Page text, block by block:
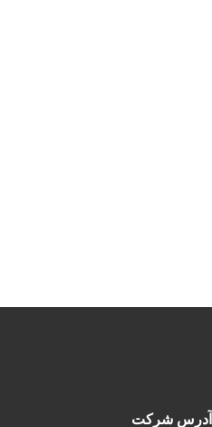
آدرس شرکت